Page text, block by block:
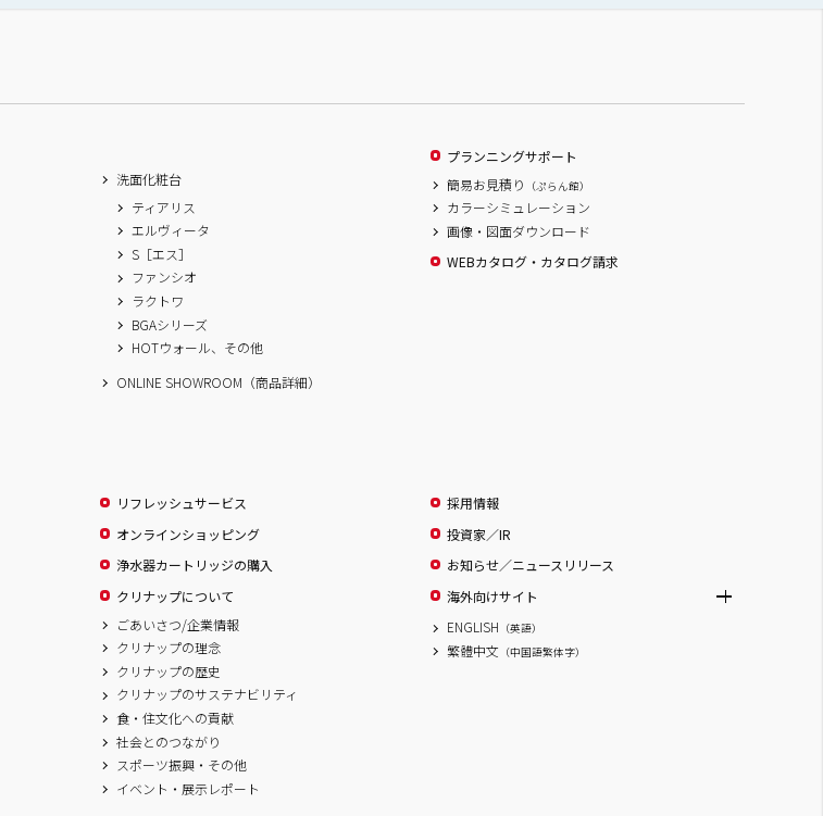
洗面化粧台
ティアリス
エルヴィータ
S［エス］
ファンシオ
ラクトワ
BGAシリーズ
HOTウォール、その他
ONLINE SHOWROOM（商品詳細）
プランニングサポート
簡易お見積り
（ぷらん館）
カラーシミュレーション
画像・図面ダウンロード
WEBカタログ・カタログ請求
リフレッシュサービス
オンラインショッピング
浄水器カートリッジの購入
クリナップについて
ごあいさつ/企業情報
クリナップの理念
クリナップの歴史
クリナップのサステナビリティ
食・住文化への貢献
社会とのつながり
スポーツ振興・その他
イベント・展示レポート
採用情報
投資家／IR
お知らせ／ニュースリリース
海外向けサイト
ENGLISH （英語）
繁體中文 （中国語繁体字）